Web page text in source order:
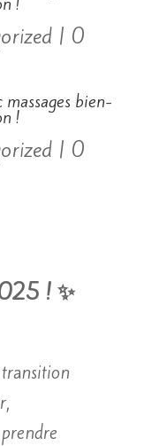
| 0
massages bien-
!
| 0
5 !✨